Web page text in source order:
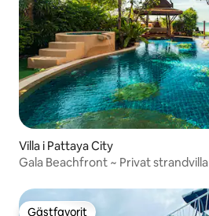
Villa i Pattaya City
Gala Beachfront ~ Privat strandvilla
Gästfavorit